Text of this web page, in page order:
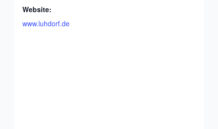
Website:
www.luhdorf.de